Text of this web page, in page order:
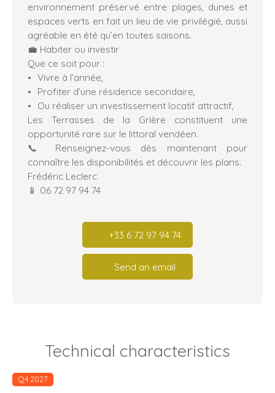
environnement préservé entre plages, dunes et
espaces verts en fait un lieu de vie privilégié, aussi
agréable en été qu’en toutes saisons.
💼 Habiter ou investir
Que ce soit pour :
Vivre à l’année,
Profiter d’une résidence secondaire,
Ou réaliser un investissement locatif attractif,
Les Terrasses de la Grière constituent une
opportunité rare sur le littoral vendéen.
📞 Renseignez-vous dès maintenant pour
connaître les disponibilités et découvrir les plans.
Frédéric Leclerc
📱 06 72 97 94 74
+33 6 72 97 94 74
Send an email
Technical characteristics
Q4 2027